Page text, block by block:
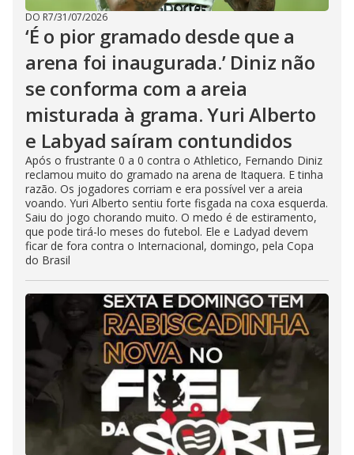
DO R7/31/07/2026
‘É o pior gramado desde que a
arena foi inaugurada.’ Diniz não
se conforma com a areia
misturada à grama. Yuri Alberto
e Labyad saíram contundidos
Após o frustrante 0 a 0 contra o Athletico, Fernando Diniz
reclamou muito do gramado na arena de Itaquera. E tinha
razão. Os jogadores corriam e era possível ver a areia
voando. Yuri Alberto sentiu forte fisgada na coxa esquerda.
Saiu do jogo chorando muito. O medo é de estiramento,
que pode tirá-lo meses do futebol. Ele e Ladyad devem
ficar de fora contra o Internacional, domingo, pela Copa
do Brasil